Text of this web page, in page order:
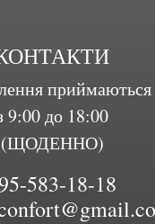
приймаються
9:00 до 18:00
(ЩОДЕННО)
583-18-18